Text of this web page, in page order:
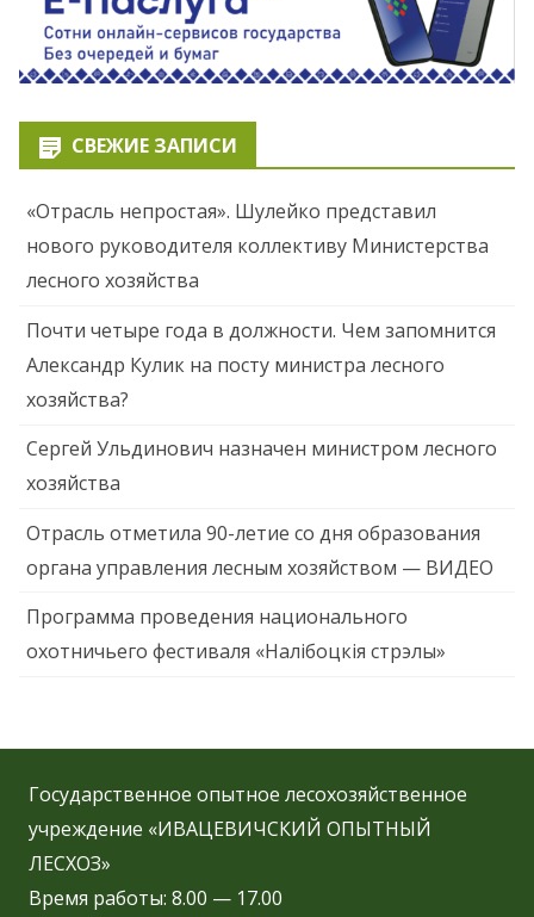
СВЕЖИЕ ЗАПИСИ
«Отрасль непростая». Шулейко представил
нового руководителя коллективу Министерства
лесного хозяйства
Почти четыре года в должности. Чем запомнится
Александр Кулик на посту министра лесного
хозяйства?
Сергей Ульдинович назначен министром лесного
хозяйства
Отрасль отметила 90-летие со дня образования
органа управления лесным хозяйством — ВИДЕО
Программа проведения национального
охотничьего фестиваля «Налібоцкія стрэлы»
Государственное опытное лесохозяйственное
учреждение «ИВАЦЕВИЧСКИЙ ОПЫТНЫЙ
ЛЕСХОЗ»
Время работы: 8.00 — 17.00